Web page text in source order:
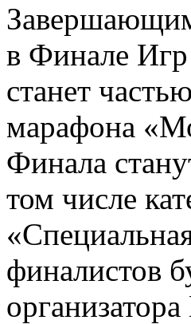
Завершающим
в Финале
станет
марафона
Финала
том числе
финалистов